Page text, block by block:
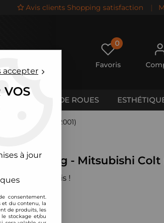
Avis clients Shopping satisfaction |
0
Favoris
CALES DE ROUES
Colt (1996-2001)
BC Racing - Mitsubishi Colt
votre avis !
accepter
VOS
à jour
consentement.
et du contenu, la
de produits, les
stockage et/ou